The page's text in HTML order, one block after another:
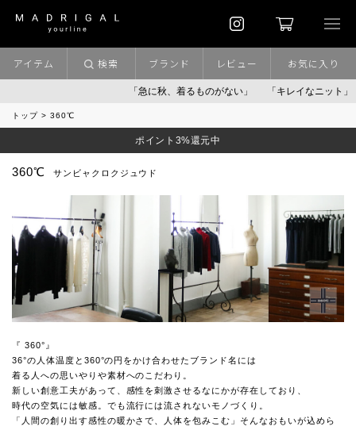
「急に秋、着るものがない」 「キレイなニット」 ポイ
アイテム 検索 ブランド レビュー お気に入り
トップ 360℃
ポイント3%還元中
360℃ サンビャクロクジュウド
『 360°』
36°の人体温度と360°の円をかけ合わせたブランド名には
着る人への思いやりや素材へのこだわり。
新しい創意工夫があって、感性を刺激させるなにかが存在しており、
時代の空気には敏感。でも流行には流されないモノづくり。
「人間の創り出す感性の暖かさで、人体を包みこむ」そんなおもいが込めら